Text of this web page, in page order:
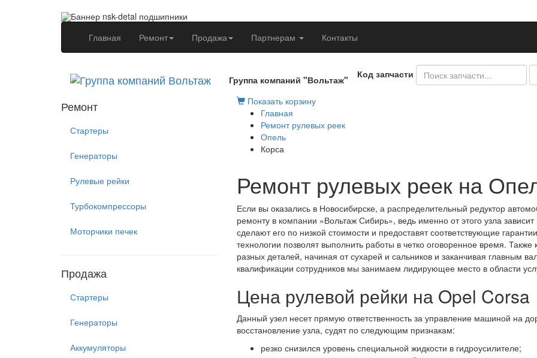
Главная (current)Ремонт Продажа Партнерам Контакты
Группа компаний "Вольтаж"
Код запчасти
Ремонт
Стартеры
Генераторы
Рулевые рейки
Турбокомпрессоры
Моторчики печек
Продажа
Стартеры
Генераторы
Аккумуляторы
Показать корзину
Главная
Ремонт рулевых реек
Опель
Корса
Ремонт рулевых реек на
Если вы оказались в Новосибирске, а распределительный редуктор
ремонту в компании «Вольтаж Сибирь», ведь именно от этого узла
сделают его по низкой стоимости и предоставят соответствующие
технологии позволят выполнить работы в четко оговоренное время.
разных деталей, начиная от сухарей и сальников и заканчивая главным
квалификации сотрудников мы занимаем лидирующее место в области
Цена рулевой рейки на Opel Corsa
Данный узел несет прямую ответственность за управление машиной на
восстановление узла, судят по следующим признакам:
резко снизился уровень специальной жидкости в гидроусилителе;